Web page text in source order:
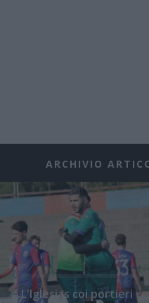
ARCHIVIO
L'Iglesias coi portieri